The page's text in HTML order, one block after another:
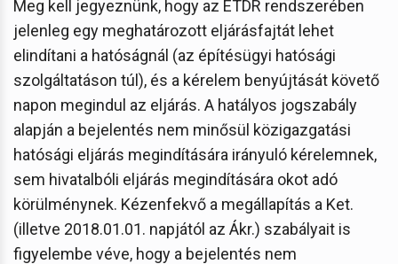
Meg kell jegyeznünk, hogy az ÉTDR rendszerében
jelenleg egy meghatározott eljárásfajtát lehet
elindítani a hatóságnál (az építésügyi hatósági
szolgáltatáson túl), és a kérelem benyújtását követő
napon megindul az eljárás. A hatályos jogszabály
alapján a bejelentés nem minősül közigazgatási
hatósági eljárás megindítására irányuló kérelemnek,
sem hivatalbóli eljárás megindítására okot adó
körülménynek. Kézenfekvő a megállapítás a Ket.
(illetve 2018.01.01. napjától az Ákr.) szabályait is
figyelembe véve, hogy a bejelentés nem